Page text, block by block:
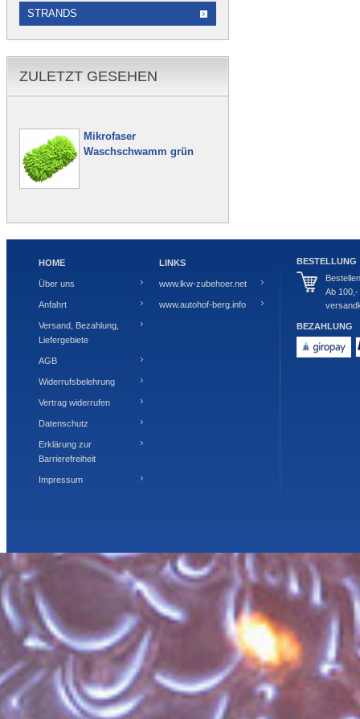
STRANDS
ZULETZT GESEHEN
Mikrofaser
Waschschwamm grün
HOME
Über uns
Anfahrt
Versand, Bezahlung,
Liefergebiete
AGB
Widerrufsbelehrung
Vertrag widerrufen
Datenschutz
Erklärung zur
Barrierefreiheit
Impressum
LINKS
www.lkw-zubehoer.net
www.autohof-berg.info
BESTELLUNG
Ab
BEZAHLUNG